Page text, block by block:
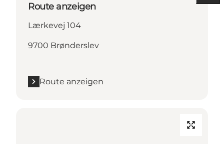
Route anzeigen
Lærkevej 104
9700 Brønderslev
Route anzeigen